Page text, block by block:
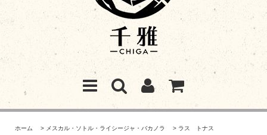
ホーム > メスカル・ソトル・ライシージャ・バカノラ > ラス トナス